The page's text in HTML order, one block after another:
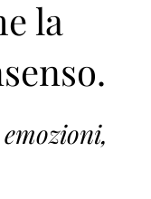
la